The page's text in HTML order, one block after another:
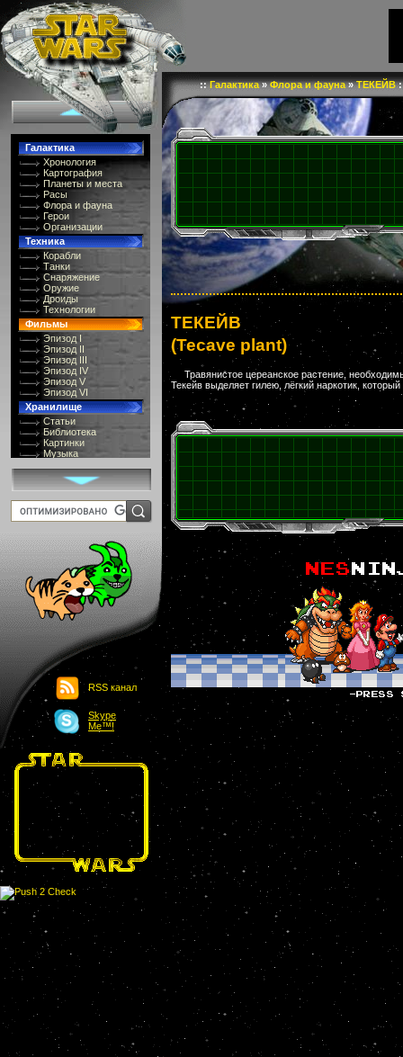
Галактика
Хронология
Картография
Планеты и места
Расы
Флора и фауна
Герои
Организации
Техника
Корабли
Танки
Снаряжение
Оружие
Дроиды
Технологии
Фильмы
Эпизод I
Эпизод II
Эпизод III
Эпизод IV
Эпизод V
Эпизод VI
Хранилище
Статьи
Библиотека
Картинки
Музыка
Терминология
Костюмы
Игры
8 bit
Юмор
Картинки-приколы
Download
Links
Обмен баннерами
О проекте
Обьявления
Чат
RSS канал
Skype
Me™!
::Галактика»Флора и фауна»ТЕКЕЙВ
ТЕКЕЙВ
(Tecave plant)
Травянистое цереанское растение,
Текейв выделяет гилею, лёгкий наркотик,